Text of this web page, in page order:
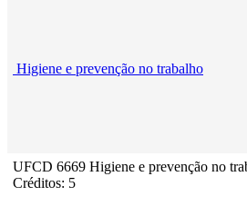
Higiene e prevenção no trabalho
UFCD 6669 Higiene e prevenção no
Créditos: 5